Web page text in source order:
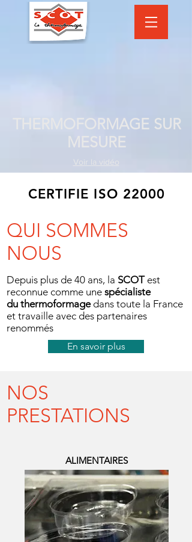
QUI SOMMES
NOUS
Depuis plus de 40 ans, la SCOTest
reconnue comme une spécialiste
du thermoformagedans toute la France
et travaille avec des partenaires
renommés
En savoir plus
THERMOFORMAGE SUR
MESURE
NOS
PRESTATIONS
ALIMENTAIRES
CERTIFIE ISO 22000
Voir la vidéo